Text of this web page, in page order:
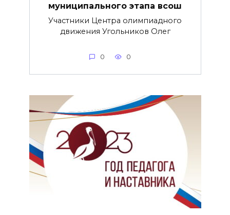
муниципального этапа всош
Участники Центра олимпиадного
движения Угольников Олег
0 0